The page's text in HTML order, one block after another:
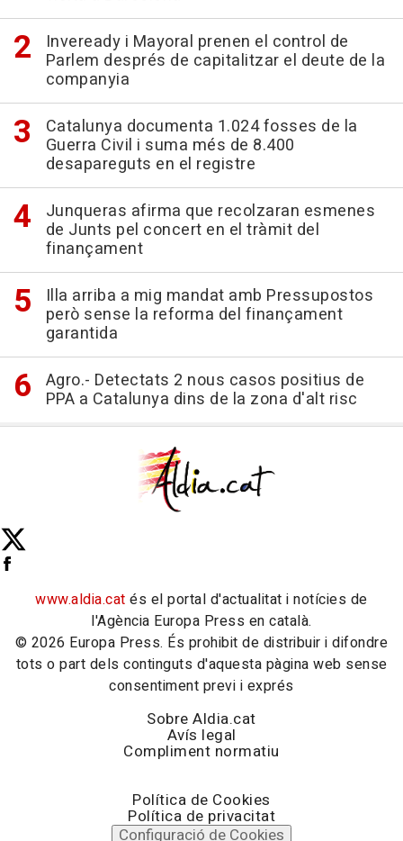
Inveready i Mayoral prenen el control de
Parlem després de capitalitzar el deute de la
companyia
Catalunya documenta 1.024 fosses de la
Guerra Civil i suma més de 8.400
desapareguts en el registre
Junqueras afirma que recolzaran esmenes
de Junts pel concert en el tràmit del
finançament
Illa arriba a mig mandat amb Pressupostos
però sense la reforma del finançament
garantida
Agro.- Detectats 2 nous casos positius de
PPA a Catalunya dins de la zona d'alt risc
www.aldia.cat és el portal d'actualitat i notícies de
l'Agència Europa Press en català.
© 2026 Europa Press. És prohibit de distribuir i difondre
tots o part dels continguts d'aquesta pàgina web sense
consentiment previ i exprés
Sobre Aldia.cat
Avís legal
Compliment normatiu
Política de Cookies
Política de privacitat
Configuració de Cookies